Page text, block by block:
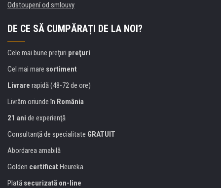
Odstoupení od smlouvy
DE CE SĂ CUMPĂRAȚI DE LA NOI?
Cele mai bune preţuri preţuri
Cel mai mare sortiment
Livrare rapidă (48-72 de ore)
Livrăm oriunde în România
21 ani de experienţă
Consultanţă de specialitate GRATUIT
Abordarea amabilă
Golden certificat Heureka
Plată securizată on-line